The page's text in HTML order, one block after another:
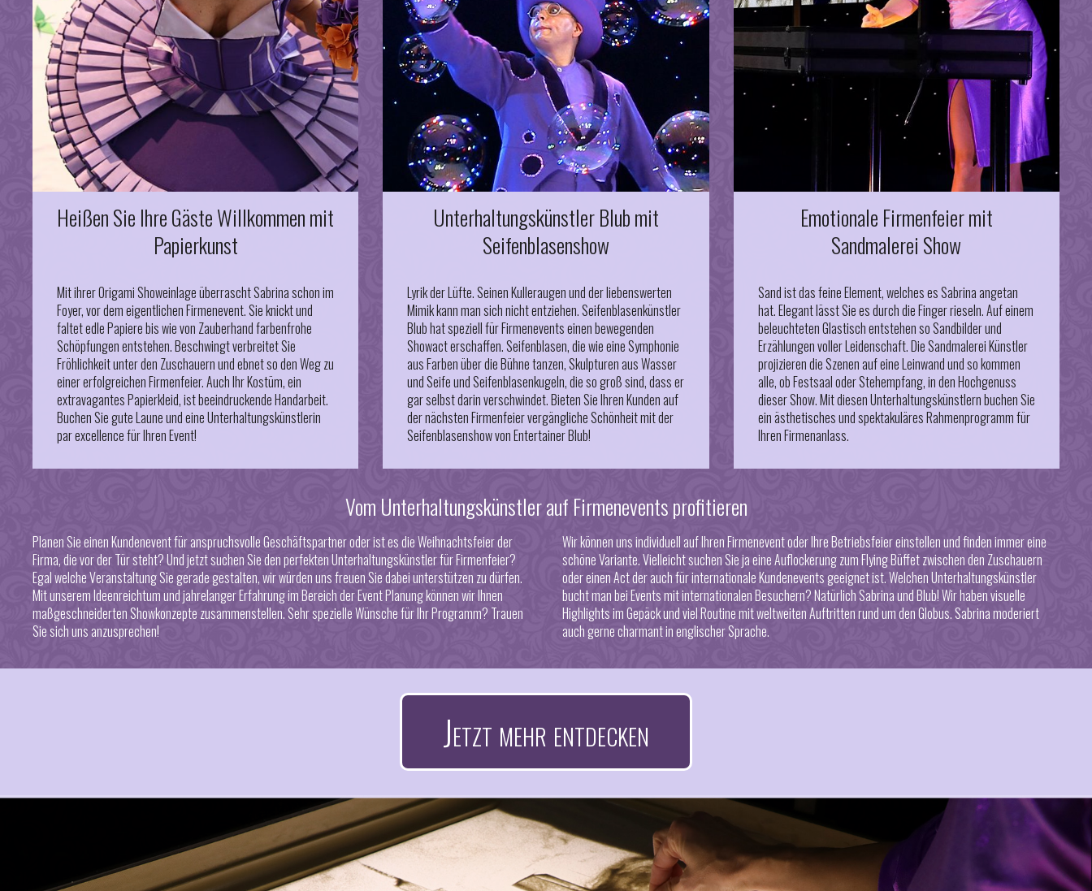
Heißen Sie Ihre Gäste Willkommen mit
Papierkunst
Mit ihrer Origami Showeinlage überrascht Sabrina schon im
Foyer, vor dem eigentlichen Firmenevent. Sie knickt und
faltet edle Papiere bis wie von Zauberhand farbenfrohe
Schöpfungen entstehen. Beschwingt verbreitet Sie
Fröhlichkeit unter den Zuschauern und ebnet so den Weg zu
einer erfolgreichen Firmenfeier. Auch Ihr Kostüm, ein
extravagantes Papierkleid, ist beeindruckende Handarbeit.
Buchen Sie gute Laune und eine Unterhaltungskünstlerin
par excellence für Ihren Event!
Unterhaltungskünstler Blub mit
Seifenblasenshow
Lyrik der Lüfte. Seinen Kulleraugen und der liebenswerten
Mimik kann man sich nicht entziehen. Seifenblasenkünstler
Blub hat speziell für Firmenevents einen bewegenden
Showact erschaffen. Seifenblasen, die wie eine Symphonie
aus Farben über die Bühne tanzen, Skulpturen aus Wasser
und Seife und Seifenblasenkugeln, die so groß sind, dass er
gar selbst darin verschwindet. Bieten Sie Ihren Kunden auf
der nächsten Firmenfeier vergängliche Schönheit mit der
Seifenblasenshow von Entertainer Blub!
Emotionale Firmenfeier mit
Sandmalerei Show
Sand ist das feine Element, welches es Sabrina angetan
hat. Elegant lässt Sie es durch die Finger rieseln. Auf einem
beleuchteten Glastisch entstehen so Sandbilder und
Erzählungen voller Leidenschaft. Die Sandmalerei Künstler
projizieren die Szenen auf eine Leinwand und so kommen
alle, ob Festsaal oder Stehempfang, in den Hochgenuss
dieser Show. Mit diesen Unterhaltungskünstlern buchen Sie
ein ästhetisches und spektakuläres Rahmenprogramm für
Ihren Firmenanlass.
Vom Unterhaltungskünstler auf Firmenevents profitieren
Planen Sie einen Kundenevent für anspruchsvolle Geschäftspartner oder ist es die Weihnachtsfeier der
Firma, die vor der Tür steht? Und jetzt suchen Sie denperfekten Unterhaltungskünstler für Firmenfeier?
Egal welche Veranstaltung Sie gerade gestalten, wir würden uns freuen Sie dabei unterstützen zu dürfen.
Mit unserem Ideenreichtum und jahrelanger Erfahrung im Bereich der Event Planung können wir Ihnen
maßgeschneiderten Showkonzepte zusammenstellen. Sehr spezielle Wünsche für Ihr Programm? Trauen
Sie sich uns anzusprechen!
Wir können uns individuell auf Ihren Firmenevent oder Ihre Betriebsfeier einstellen und finden immer eine
schöne Variante. Vielleicht suchen Sie ja eine Auflockerung zum Flying Büffet zwischen den Zuschauern
oder einen Act der auch für internationale Kundenevents geeignet ist.Welchen Unterhaltungskünstler
bucht man bei Events mit internationalen Besuchern?Natürlich Sabrina und Blub! Wir haben visuelle
Highlights im Gepäck und viel Routine mit weltweiten Auftritten rund um den Globus. Sabrina moderiert
auch gerne charmant in englischer Sprache.
Jetzt mehr entdecken